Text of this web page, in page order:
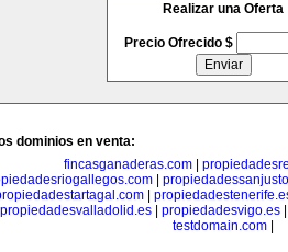
Realizar una Oferta
Precio Ofrecido $
dominios en venta:
fincasganaderas.com|
|
|
propiedadesvalladolid.es
propiedadesvigo.es
testdomain.com